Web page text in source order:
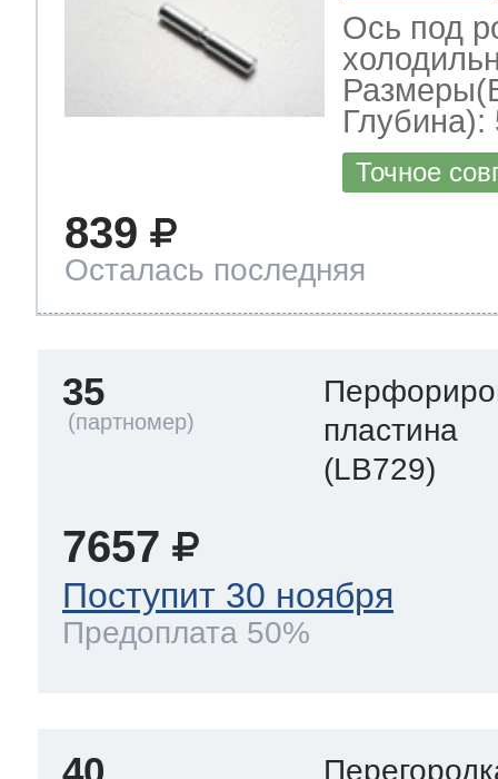
Ось под
Глубина):
Точное
839
Осталась последняя
35
пластина
(LB729)
7657
Поступит 30 ноября
Предоплата 50%